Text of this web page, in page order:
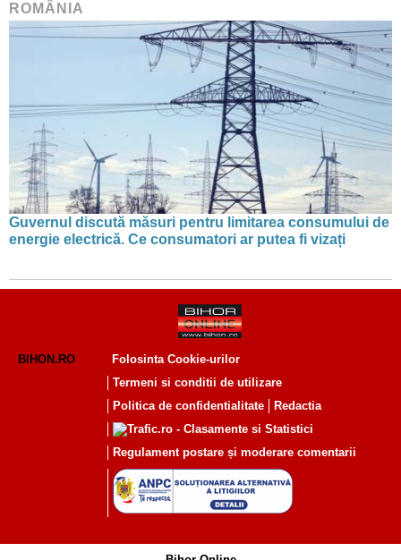
ROMÂNIA
Guvernul discută măsuri pentru limitarea consumului de
energie electrică. Ce consumatori ar putea fi vizați
BIHON.RO
Folosinta Cookie-urilor
Termeni si conditii de utilizare
Politica de confidentialitate
Redactia
Regulament postare și moderare comentarii